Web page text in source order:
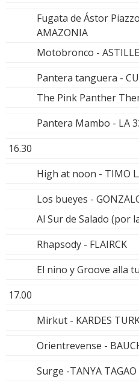
Fugata de Ástor
AMAZONIA
Motobronco -
Pantera tanguera -
The Pink Panther
Pantera Mambo - LA
16.30
High at noon - TIMO
Los bueyes -
Al Sur de Salado (por
Rhapsody - FLAIRCK
El nino y Groove alla
17.00
Mirkut - KARDES
Orientrevense -
Surge -TANYA TAGAO